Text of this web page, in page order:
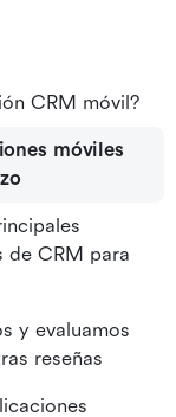
CRM móvil?
móviles
de CRM para
y evaluamos
reseñas